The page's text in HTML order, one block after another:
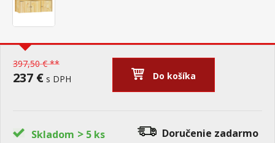
397,50 € **
237 € s DPH Do košíka
Skladom > 5 ks Doručenie zadarmo